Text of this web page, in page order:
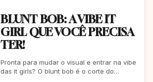
BLUNT BOB: A VIBE IT
GIRL QUE VOCÊ PRECISA
TER!
Pronta para mudar o visual e entrar na vibe
das it girls? O blunt bob é o corte do